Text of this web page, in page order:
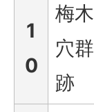
1
0
梅
穴
跡